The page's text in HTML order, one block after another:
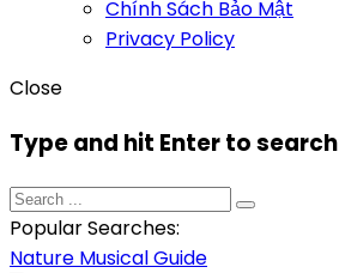
Chính Sách Bảo Mật
Privacy Policy
Close
Type and hit Enter to search
Popular Searches:
Nature MusicalGuide